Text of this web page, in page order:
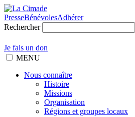
PresseBénévolesAdhérer
Rechercher
Je fais un don
MENU
Nous connaître
Histoire
Missions
Organisation
Régions et groupes locaux